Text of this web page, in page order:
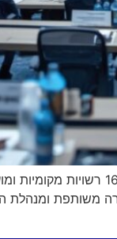
אשכול רשויות מישור החוף הודיע על
ומנהלת